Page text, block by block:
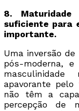
8. Maturidade
suficiente para
importante.
Uma inversão
pós-moderna,
apavorante
não têm a
percepção de